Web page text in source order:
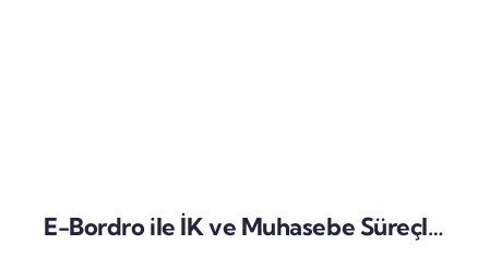
E-Bordro ile İK ve Muhasebe Süreçlerinde Verimlilik Artışı